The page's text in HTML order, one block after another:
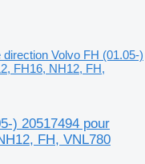
direction Volvo FH (01.05-)
FH16, NH12, FH,
) 20517494 pour
FH, VNL780